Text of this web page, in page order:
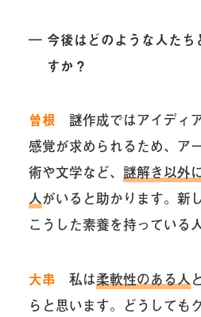
― 今後はどのような人たち
すか？
曽根 謎作成ではアイディ
感覚が求められるため、ア
術や文学など、 謎解き以外
人がいると助かります。新
こうした素養を持っている
大串 私は柔軟性のある人
らと思います。どうしても